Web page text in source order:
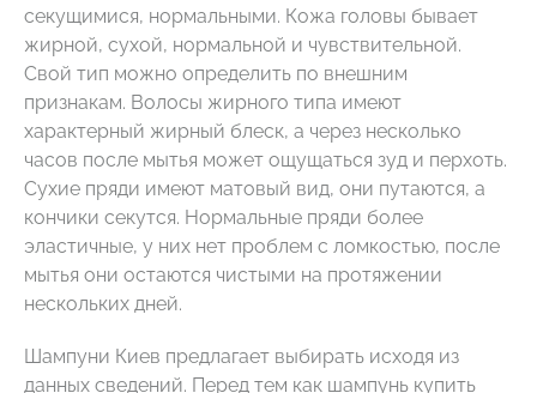
секущимися, нормальными. Кожа головы бывает
жирной, сухой, нормальной и чувствительной.
Свой тип можно определить по внешним
признакам. Волосы жирного типа имеют
характерный жирный блеск, а через несколько
часов после мытья может ощущаться зуд и перхоть.
Сухие пряди имеют матовый вид, они путаются, а
кончики секутся. Нормальные пряди более
эластичные, у них нет проблем с ломкостью, после
мытья они остаются чистыми на протяжении
нескольких дней.
Шампуни Киев предлагает выбирать исходя из
данных сведений. Перед тем как шампунь купить